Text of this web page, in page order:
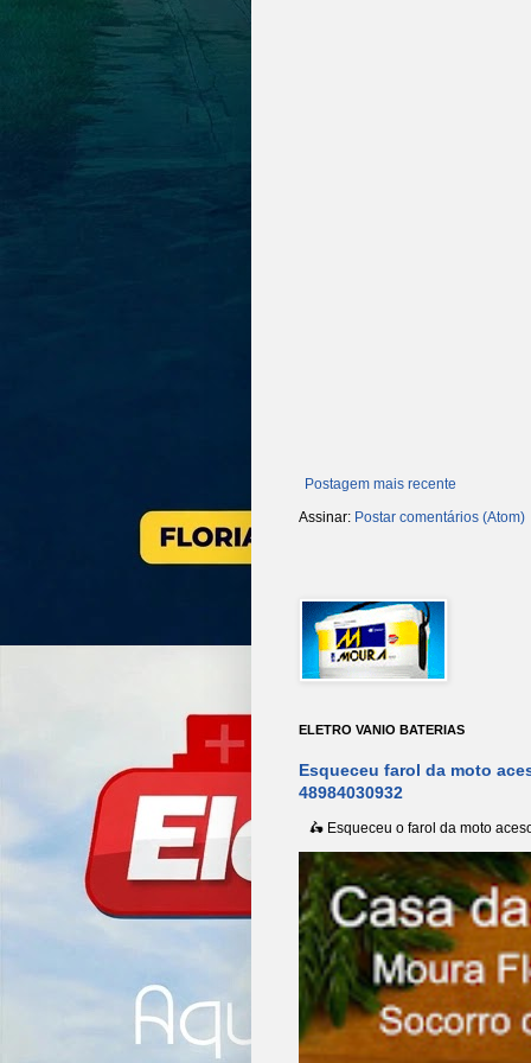
Postagem mais recente
Assinar: Postar comentários (Atom)
ELETRO VANIO BATERIAS
Esqueceu farol da moto
48984030932
🛵 Esqueceu o farol da moto